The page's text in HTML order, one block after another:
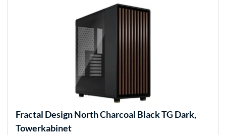
Fractal DesignNorth Charcoal Black TG Dark,
Towerkabinet